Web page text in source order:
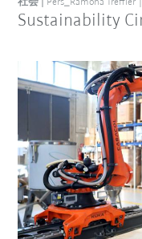
Sustainability